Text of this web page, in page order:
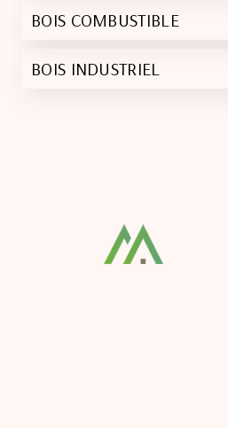
BOIS COMBUSTIBLE
BOIS INDUSTRIEL